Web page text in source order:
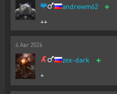
andrewm62 +
++
4 Авг 2026
zex-dark +
+